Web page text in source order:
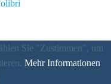
Sie "Zustimmen", um
Mehr Informationen